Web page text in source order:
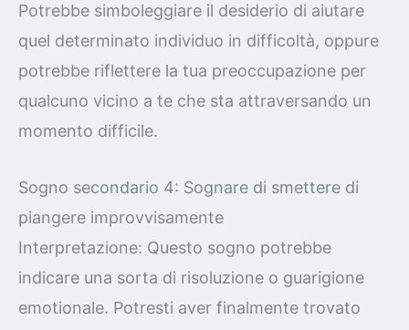
Potrebbe simboleggiare il desiderio di aiutare
quel determinato individuo in difficoltà, oppure
potrebbe riflettere la tua preoccupazione per
qualcuno vicino a te che sta attraversando un
momento difficile.
Sogno secondario 4: Sognare di smettere di
piangere improvvisamente
Interpretazione: Questo sogno potrebbe
indicare una sorta di risoluzione o guarigione
emotionale. Potresti aver finalmente trovato